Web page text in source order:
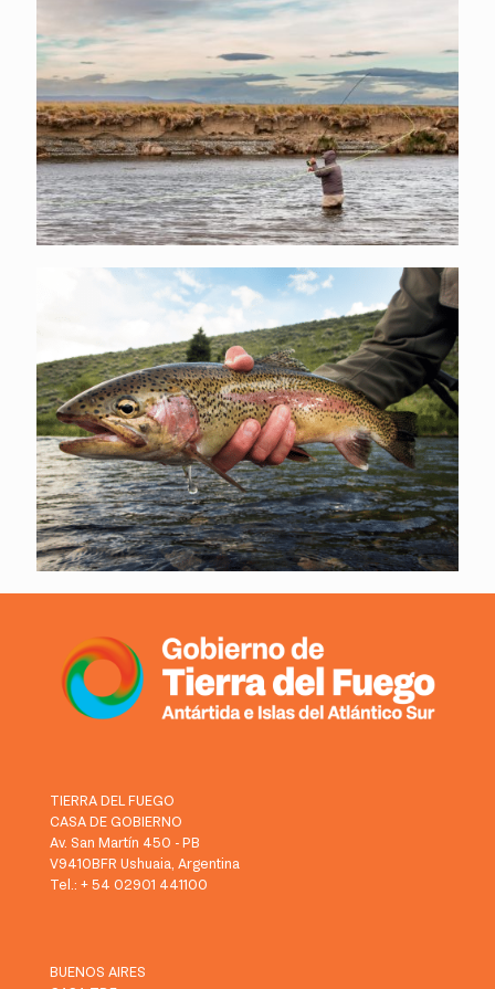
TIERRA DEL FUEGO
CASA DE GOBIERNO
Av. San Martín 450 - PB
V9410BFR Ushuaia, Argentina
Tel.: + 54 02901 441100
BUENOS AIRES